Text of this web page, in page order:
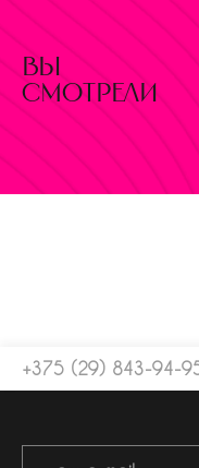
вы
смотрели
+375 (29) 843-94-